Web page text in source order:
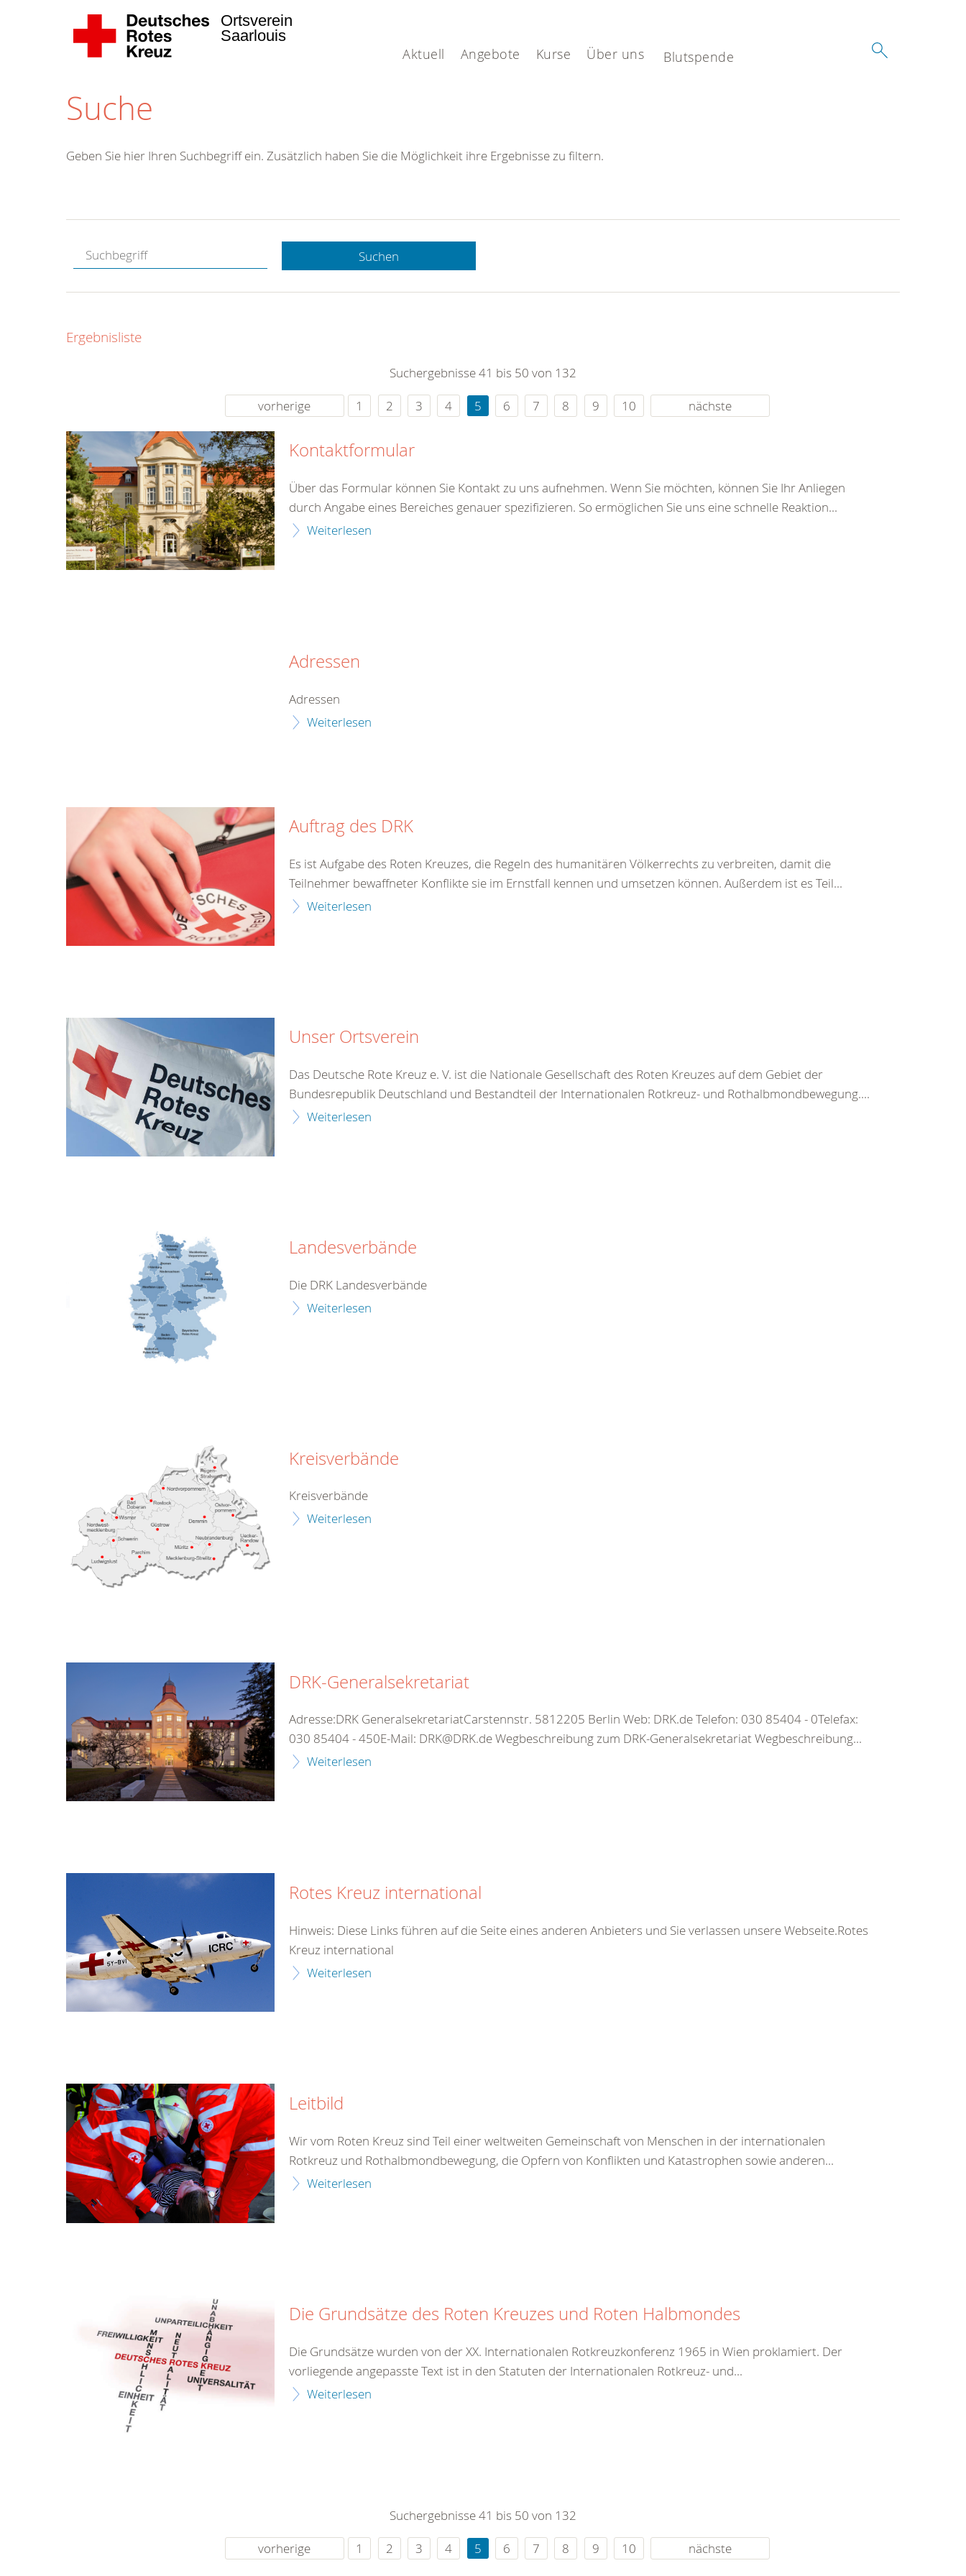
Aktuell Angebote Kurse Über uns Blutspende
Ortsverein
Saarlouis
Suche
Hotline.
gerne.
rund um die Uhr
Geben Sie hier Ihren Suchbegriff ein. Zusätzlich haben Sie die Möglichkeit ihre Ergebnisse zu filtern.
Suchen
Ergebnisliste
Suchergebnisse 41 bis 50 von 132
vorherige
1 2 3 4 5 6 7 8 9 10 nächste
Kontaktformular
Über das Formular können Sie Kontakt zu uns aufnehmen. Wenn Sie möchten, können Sie Ihr Anliegen
durch Angabe eines Bereiches genauer spezifizieren. So ermöglichen Sie uns eine schnelle Reaktion...
Weiterlesen
Adressen
Adressen
Weiterlesen
Auftrag des DRK
Es ist Aufgabe des Roten Kreuzes, die Regeln des humanitären Völkerrechts zu verbreiten, damit die
Teilnehmer bewaffneter Konflikte sie im Ernstfall kennen und umsetzen können. Außerdem ist es Teil...
Weiterlesen
Unser Ortsverein
Das Deutsche Rote Kreuz e. V. ist die Nationale Gesellschaft des Roten Kreuzes auf dem Gebiet der
Bundesrepublik Deutschland und Bestandteil der Internationalen Rotkreuz- und Rothalbmondbewegung....
Weiterlesen
Landesverbände
Die DRK Landesverbände
Weiterlesen
Kreisverbände
Kreisverbände
Weiterlesen
DRK-Generalsekretariat
Adresse:DRK GeneralsekretariatCarstennstr. 5812205 Berlin Web: DRK.de Telefon: 030 85404 - 0Telefax:
030 85404 - 450E-Mail: DRK@DRK.de Wegbeschreibung zum DRK-Generalsekretariat Wegbeschreibung...
Weiterlesen
Rotes Kreuz international
Hinweis: Diese Links führen auf die Seite eines anderen Anbieters und Sie verlassen unsere Webseite.Rotes
Kreuz international
Weiterlesen
Leitbild
Wir vom Roten Kreuz sind Teil einer weltweiten Gemeinschaft von Menschen in der internationalen
Rotkreuz und Rothalbmondbewegung, die Opfern von Konflikten und Katastrophen sowie anderen...
Weiterlesen
Die Grundsätze des Roten Kreuzes und Roten Halbmondes
Die Grundsätze wurden von der XX. Internationalen Rotkreuzkonferenz 1965 in Wien proklamiert. Der
vorliegende angepasste Text ist in den Statuten der Internationalen Rotkreuz- und...
Weiterlesen
Suchergebnisse 41 bis 50 von 132
vorherige
1 2 3 4 5 6 7 8 9 10 nächste